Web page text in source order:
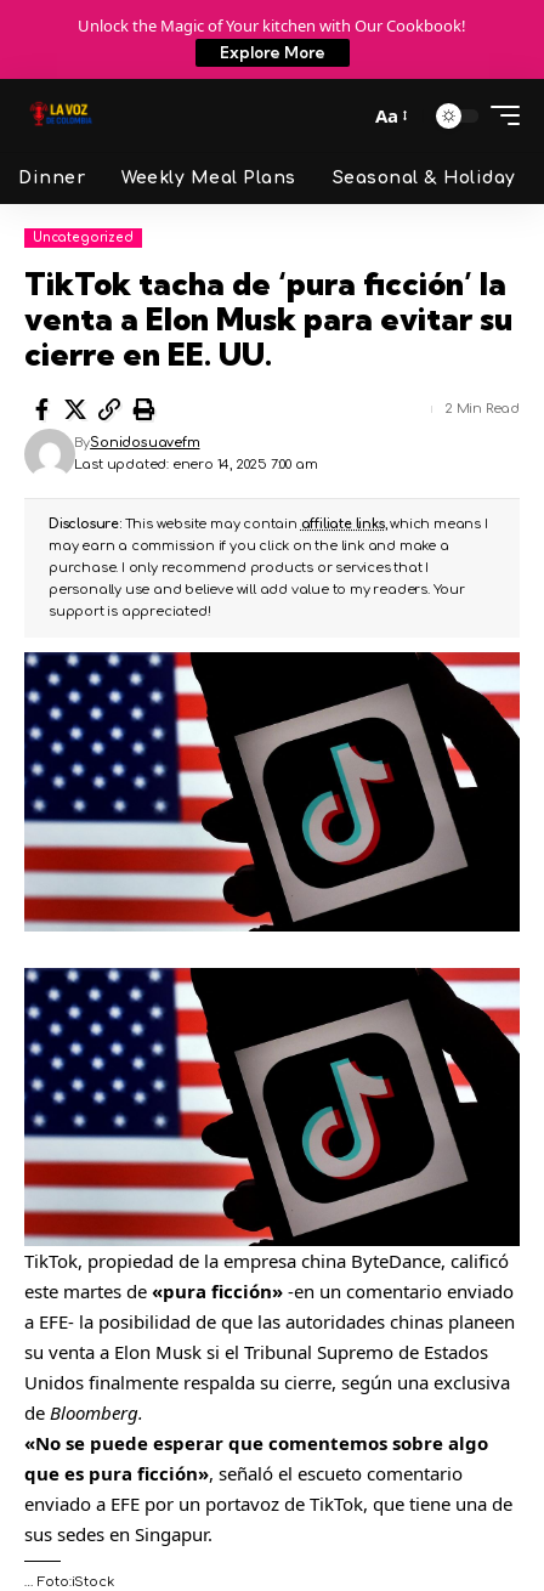
Unlock the Magic of Your kitchen with Our Cookbook!
Explore More
Aa
Dinner Weekly Meal Plans Seasonal & Holiday
Uncategorized
TikTok tacha de ‘pura ficción’ la
venta a Elon Musk para evitar su
cierre en EE. UU.
Last updated: enero 14, 2025 7:00 am
BySonidosuavefm
2 Min Read
Disclosure:This website may contain affiliate links, which means I
may earn a commission if you click on the link and make a
purchase. I only recommend products or services that I
personally use and believe will add value to my readers. Your
support is appreciated!
TikTok, propiedad de la empresa china ByteDance, calificó
este martes de «pura ficción» -en un comentario enviado
a EFE- la posibilidad de que las autoridades chinas planeen
su venta a Elon Musk si el Tribunal Supremo de Estados
Unidos finalmente respalda su cierre, según una exclusiva
de Bloomberg.
«No se puede esperar que comentemos sobre algo
que es pura ficción», señaló el escueto comentario
enviado a EFE por un portavoz de TikTok, que tiene una de
sus sedes en Singapur.
… Foto:iStock